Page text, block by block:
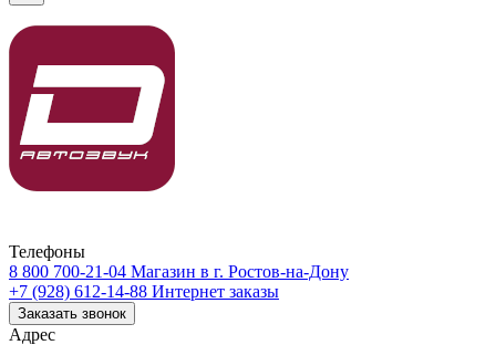
Телефоны
8 800 700-21-04 Магазин в г. Ростов-на-Дону
+7 (928) 612-14-88 Интернет заказы
Заказать звонок
Адрес